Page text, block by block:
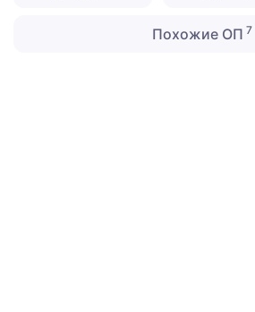
Похожие ОП 7